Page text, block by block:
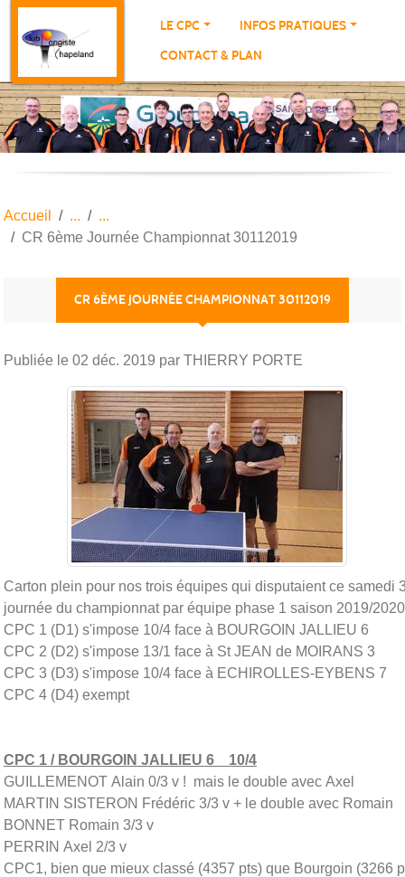
LE CPC
INFOS PRATIQUES
CONTACT & PLAN
Accueil
CR 6ème Journée Championnat 30112019
CR 6ÈME JOURNÉE CHAMPIONNAT 30112019
Publiée le 02 déc. 2019 par THIERRY PORTE
Carton plein pour nos trois équipes qui disputaient ce samedi
journée du championnat par équipe phase 1 saison 2019/2020
CPC 1 (D1) s'impose 10/4 face à BOURGOIN JALLIEU 6
CPC 2 (D2) s'impose 13/1 face à St JEAN de MOIRANS 3
CPC 3 (D3) s'impose 10/4 face à ECHIROLLES-EYBENS 7
CPC 4 (D4) exempt
CPC 1 / BOURGOIN JALLIEU 6 10/4
GUILLEMENOT Alain 0/3 v ! mais le double avec Axel
MARTIN SISTERON Frédéric 3/3 v + le double avec Romain
BONNET Romain 3/3 v
PERRIN Axel 2/3 v
CPC1, bien que mieux classé (4357 pts) que Bourgoin (3266
Panneau de gestion des cookies